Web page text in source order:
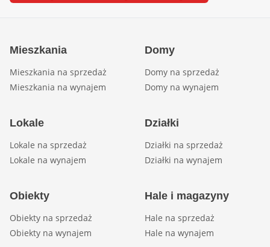
Mieszkania
Mieszkania na sprzedaż
Mieszkania na wynajem
Domy
Domy na sprzedaż
Domy na wynajem
Lokale
Lokale na sprzedaż
Lokale na wynajem
Działki
Działki na sprzedaż
Działki na wynajem
Obiekty
Obiekty na sprzedaż
Obiekty na wynajem
Hale i magazyny
Hale na sprzedaż
Hale na wynajem